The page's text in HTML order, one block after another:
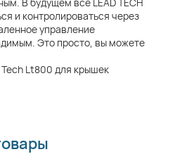
В будущем все LEAD TECH
и контролироваться через
управление
Это просто, вы можете